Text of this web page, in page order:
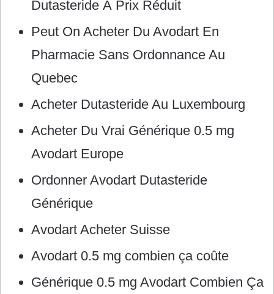
Dutasteride À Prix Réduit
Peut On Acheter Du Avodart En
Pharmacie Sans Ordonnance Au
Quebec
Acheter Dutasteride Au Luxembourg
Acheter Du Vrai Générique 0.5 mg
Avodart Europe
Ordonner Avodart Dutasteride
Générique
Avodart Acheter Suisse
Avodart 0.5 mg combien ça coûte
Générique 0.5 mg Avodart Combien Ça